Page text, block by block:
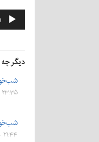
صوت
دیگر
۲۳:۳۵ - ۲۰ خرداد ۱۴۰۰
۲۱:۴۴ - ۶ خرداد ۱۴۰۰